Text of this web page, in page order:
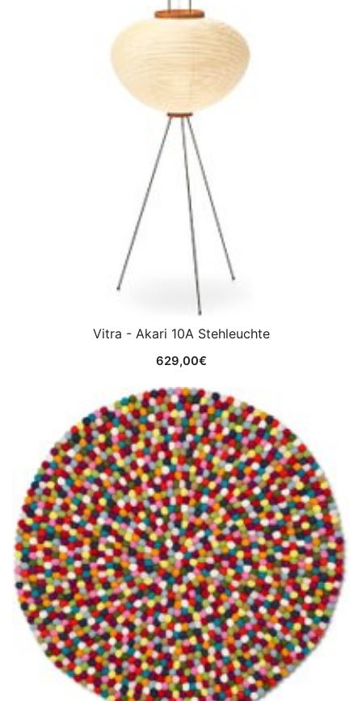
Vitra - Akari 10A Stehleuchte
629,00€